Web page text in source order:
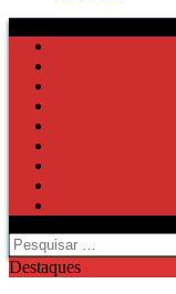
Pesquisar
por:
Destaques